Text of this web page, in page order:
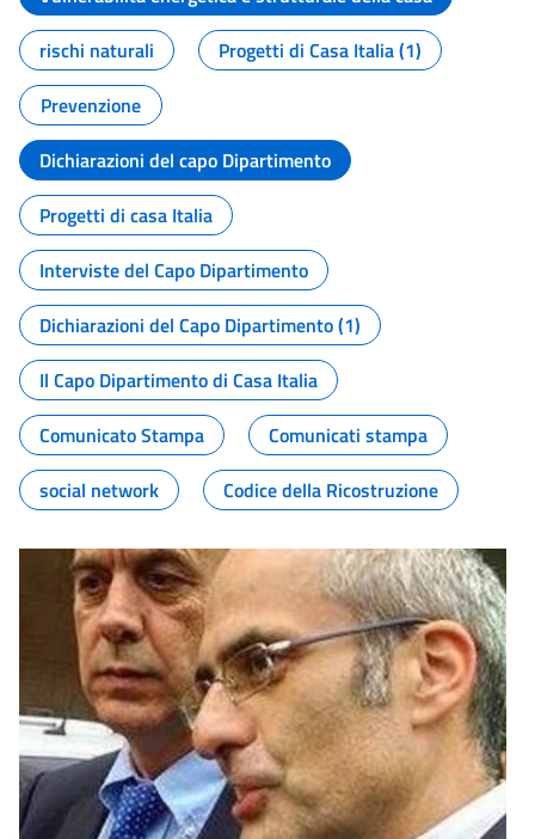
rischi naturali
Progetti di Casa Italia (1)
Prevenzione
Dichiarazioni del capo Dipartimento
Progetti di casa Italia
Interviste del Capo Dipartimento
Dichiarazioni del Capo Dipartimento (1)
Il Capo Dipartimento di Casa Italia
Comunicato Stampa
Comunicati stampa
social network
Codice della Ricostruzione